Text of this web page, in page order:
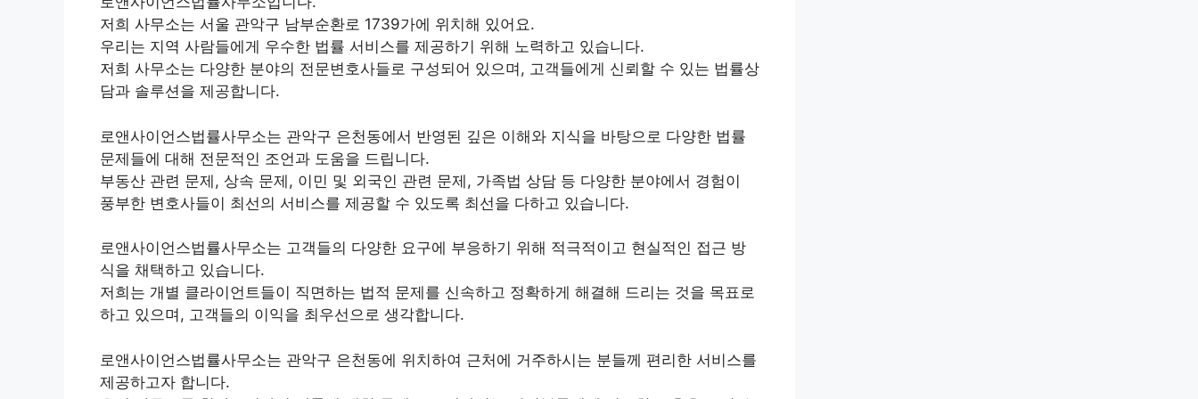
저희 사무소는 서울 관악구 남부순환로 1739가에 위치해 있어요.
우리는 지역 사람들에게 우수한 법률 서비스를 제공하기 위해 노력하고 있습니다.
저희 사무소는 다양한 분야의 전문변호사들로 구성되어 있으며, 고객들에게 신뢰할 수 있는 법률상
담과 솔루션을 제공합니다.
로앤사이언스법률사무소는 관악구 은천동에서 반영된 깊은 이해와 지식을 바탕으로 다양한 법률
문제들에 대해 전문적인 조언과 도움을 드립니다.
부동산 관련 문제, 상속 문제, 이민 및 외국인 관련 문제, 가족법 상담 등 다양한 분야에서 경험이
풍부한 변호사들이 최선의 서비스를 제공할 수 있도록 최선을 다하고 있습니다.
로앤사이언스법률사무소는 고객들의 다양한 요구에 부응하기 위해 적극적이고 현실적인 접근 방
식을 채택하고 있습니다.
저희는 개별 클라이언트들이 직면하는 법적 문제를 신속하고 정확하게 해결해 드리는 것을 목표로
하고 있으며, 고객들의 이익을 최우선으로 생각합니다.
로앤사이언스법률사무소는 관악구 은천동에 위치하여 근처에 거주하시는 분들께 편리한 서비스를
제공하고자 합니다.